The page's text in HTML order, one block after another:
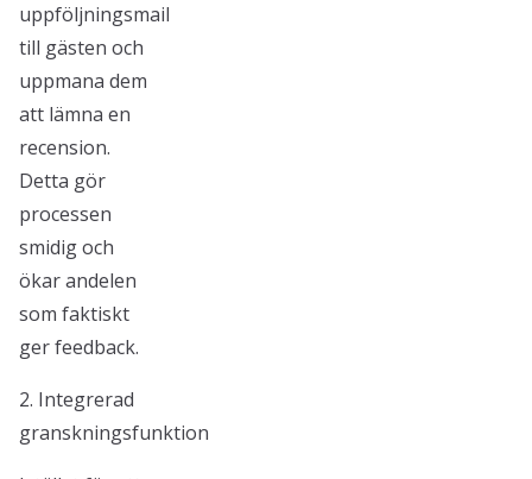
uppföljningsmail
till gästen och
uppmana dem
att lämna en
recension.
Detta gör
processen
smidig och
ökar andelen
som faktiskt
ger feedback.
2. Integrerad
granskningsfunktion